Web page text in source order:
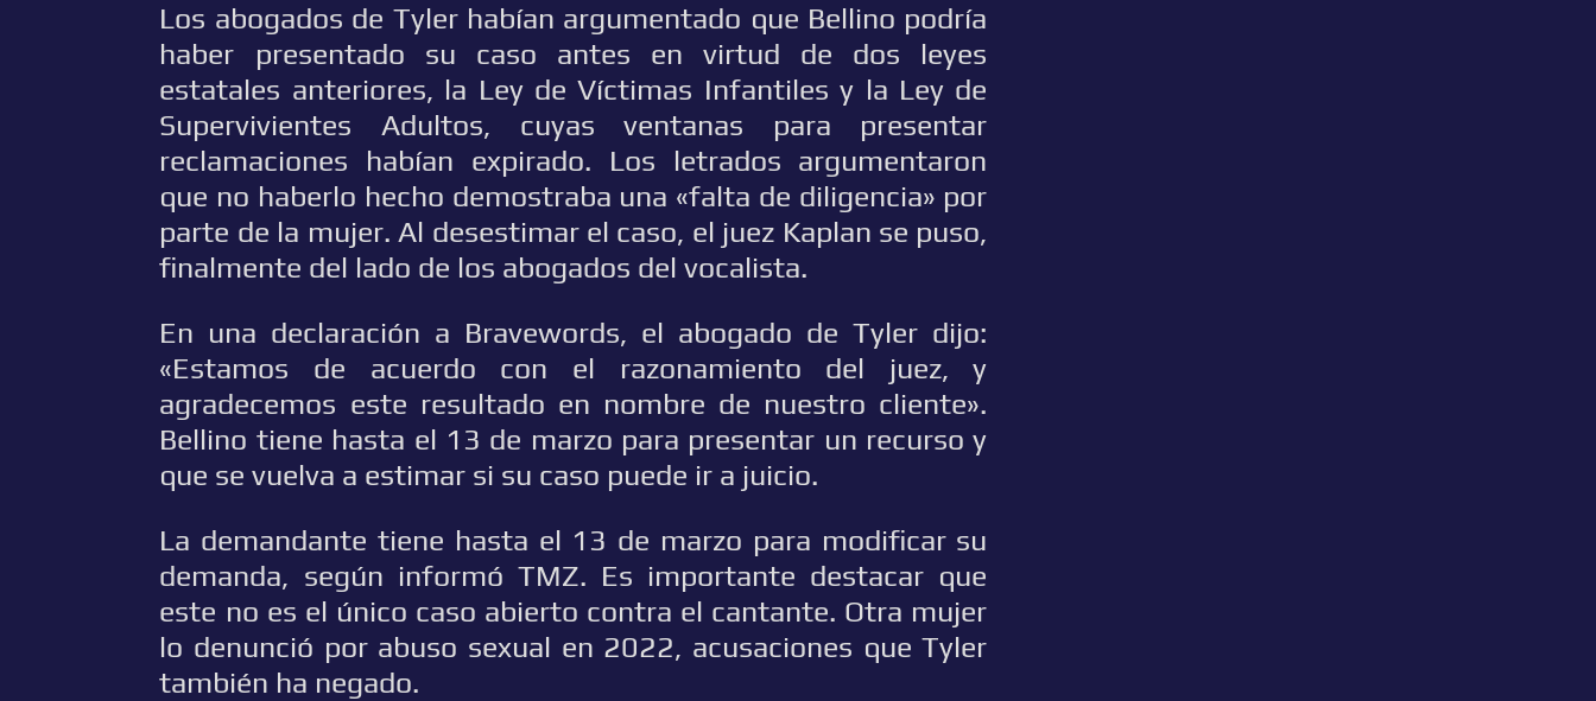
Los abogados de Tyler habían argumentado que Bellino podría
haber presentado su caso antes en virtud de dos leyes
estatales anteriores, la Ley de Víctimas Infantiles y la Ley de
Supervivientes Adultos, cuyas ventanas para presentar
reclamaciones habían expirado. Los letrados argumentaron
que no haberlo hecho demostraba una «falta de diligencia» por
parte de la mujer. Al desestimar el caso, el juez Kaplan se puso,
finalmente del lado de los abogados del vocalista.
En una declaración a Bravewords, el abogado de Tyler dijo:
«Estamos de acuerdo con el razonamiento del juez, y
agradecemos este resultado en nombre de nuestro cliente».
Bellino tiene hasta el 13 de marzo para presentar un recurso y
que se vuelva a estimar si su caso puede ir a juicio.
La demandante tiene hasta el 13 de marzo para modificar su
demanda, según informó TMZ. Es importante destacar que
este no es el único caso abierto contra el cantante. Otra mujer
lo denunció por abuso sexual en 2022, acusaciones que Tyler
también ha negado.